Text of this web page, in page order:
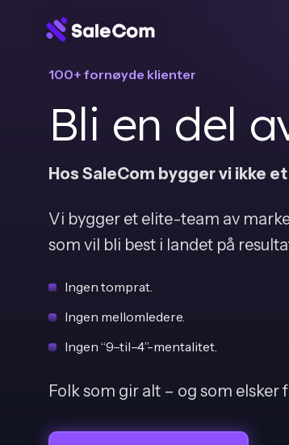
100+ fornøyde klienter
Bli en del
Hos SaleCom bygger vi ikke
Vi bygger et elite-team av
som vil bli best i landet på
Ingen tomprat.
Ingen mellomledere.
Ingen “9–til–4”-mentalitet.
Folk som gir alt – og som elsker